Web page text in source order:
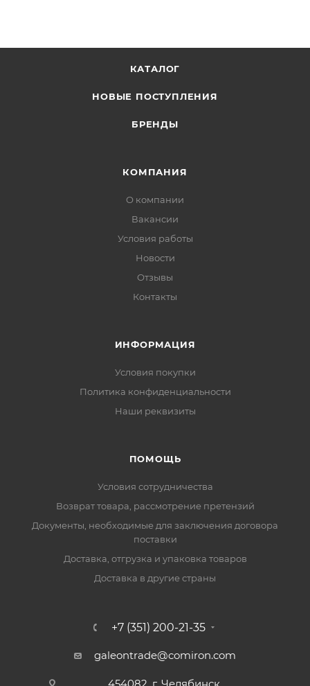
КАТАЛОГ
НОВЫЕ ПОСТУПЛЕНИЯ
БРЕНДЫ
КОМПАНИЯ
О компании
Вакансии
Условия работы
Новости
Отзывы
Контакты
ИНФОРМАЦИЯ
Условия покупки
Политика конфиденциальности
Наши реквизиты
ПОМОЩЬ
Условия сотрудничества
Возврат товара, рассмотрение претензий
Документы, необходимые для заключения договора
поставки
Доставка, отгрузка и упаковка товаров
Доставка в другие страны
+7 (351) 200-21-35
galeontrade@comiron.com